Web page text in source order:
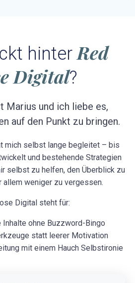
hinterRed
Digital?
Marius und ich liebe es,
auf den Punkt zu bringen.
mich selbst lange begleitet – bis
und bestehende Strategien
selbst zu helfen, den Überblick zu
allem weniger zu vergessen.
Digital steht für:
ohne Buzzword-Bingo
statt leerer Motivation
mit einem Hauch Selbstironie